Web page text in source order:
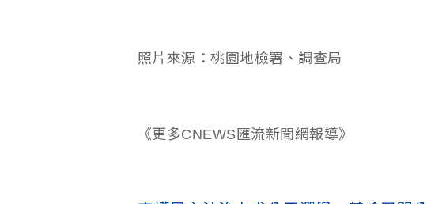
照片來源：桃園地檢署、調查局
《更多CNEWS匯流新聞網報導》